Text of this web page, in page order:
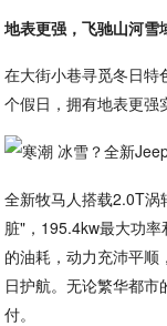
地表更强，飞驰山河雪
在大街小巷寻觅冬日特
个假日，拥有地表更强
全新牧马人搭载2.0T
脏"，195.4kw最大功
的油耗，动力充沛平顺
日护航。无论繁华都
付。